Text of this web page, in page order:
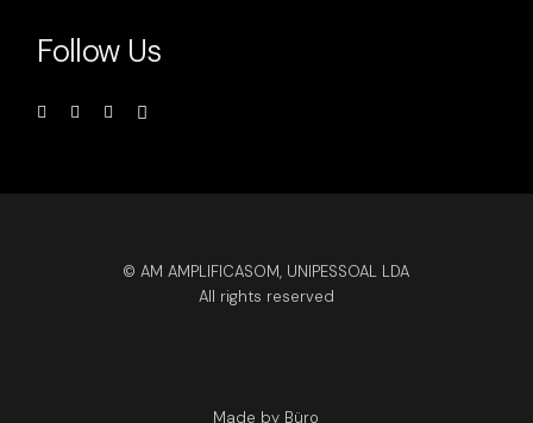
Follow Us
© AM AMPLIFICASOM, UNIPESSOAL LDA
All rights reserved
Made by Büro